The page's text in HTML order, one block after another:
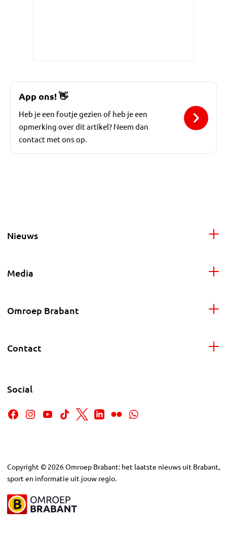
App ons!👋
Heb je een foutje gezien of heb je een
opmerking over dit artikel? Neem dan
contact met ons op.
Nieuws
Media
Omroep Brabant
Contact
Social
Copyright © 2026Omroep Brabant: het laatste nieuws uit Brabant,
sport en informatie uit jouw regio.